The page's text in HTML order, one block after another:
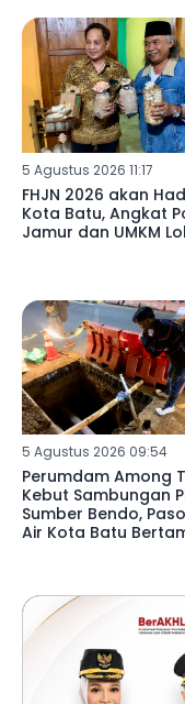
5 Agustus 2026 11:17
FHJN 2026 akan
Kota Batu, Angkat
Jamur dan UMKM
5 Agustus 2026 09:54
Perumdam Among
Kebut Sambungan
Sumber Bendo,
Air Kota Batu